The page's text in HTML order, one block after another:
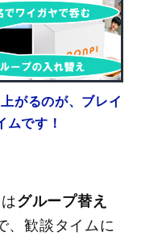
がるのが、ブレイ
ムです！
グループ替え
、歓談タイムに